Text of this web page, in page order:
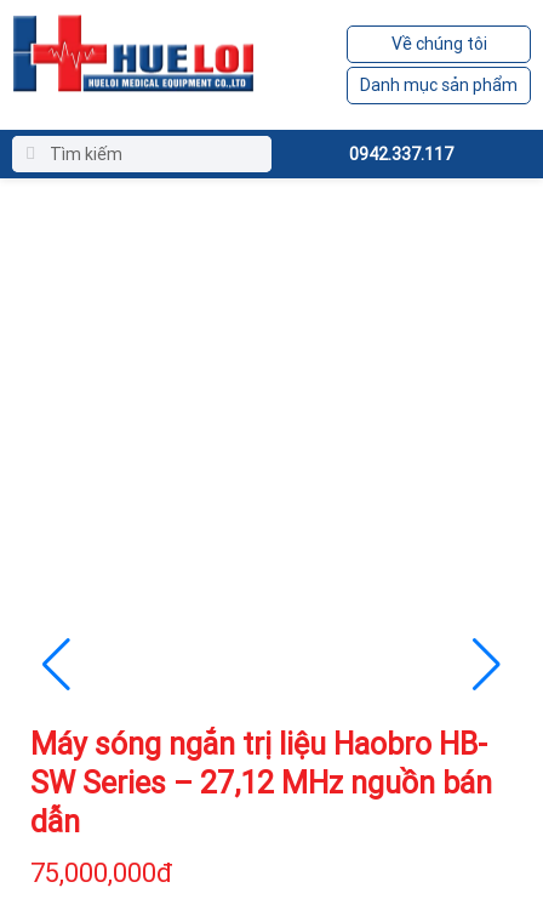
Về chúng tôi
Danh mục sản phẩm
0942.337.117
Máy sóng ngắn trị liệu Haobro HB-
SW Series – 27,12 MHz nguồn bán
dẫn
75,000,000đ